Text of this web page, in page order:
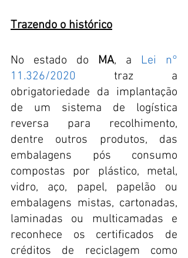
Trazendo o histórico
No estado do MA, a Lei n°
11.326/2020 traz a
obrigatoriedade da implantação
de um sistema de logística
reversa para recolhimento,
dentre outros produtos, das
embalagens pós consumo
compostas por plástico, metal,
vidro, aço, papel, papelão ou
embalagens mistas, cartonadas,
laminadas ou multicamadas e
reconhece os certificados de
créditos de reciclagem como